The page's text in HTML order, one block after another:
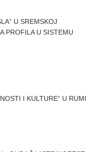
U SREMSKOJ
PROFILA U SISTEMU
I KULTURE“ U RUMI